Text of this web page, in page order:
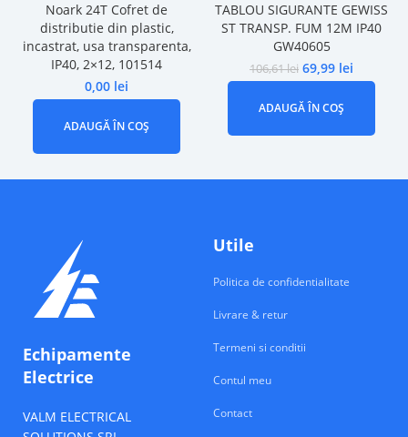
Noark 24T Cofret de
distributie din plastic,
incastrat, usa transparenta,
IP40, 2×12, 101514
0,00 lei
ADAUGĂ ÎN COȘ
TABLOU SIGURANTE GEWISS
ST TRANSP. FUM 12M IP40
GW40605
106,61lei 69,99 lei
ADAUGĂ ÎN COȘ
Echipamente
Electrice
VALM ELECTRICAL
Utile
Politica de confidentialitate
Livrare & retur
Termeni si conditii
Contul meu
Contact